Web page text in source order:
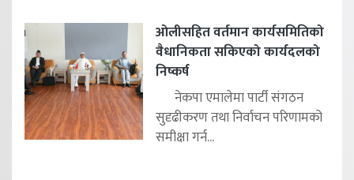
ओलीसहित वर्तमान कार्यसमितिको
वैधानिकता सकिएको कार्यदलको
निष्कर्ष
नेकपा एमालेमा पार्टी संगठन
सुदृढीकरण तथा निर्वाचन परिणामको
समीक्षा गर्न...